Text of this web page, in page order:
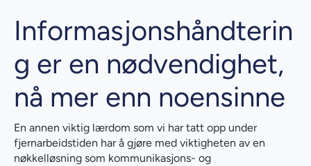
Informasjonshåndterin
g er en nødvendighet,
nå mer enn noensinne
En annen viktig lærdom som vi har tatt opp under
fjernarbeidstiden har å gjøre med viktigheten av en
nøkkelløsning som kommunikasjons- og